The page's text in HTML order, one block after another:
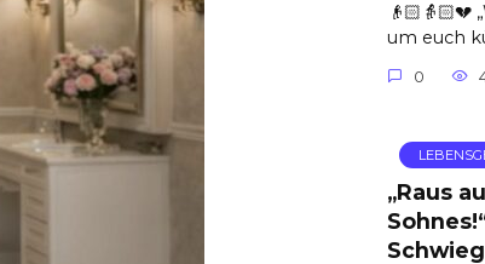
um euch
0
„Raus